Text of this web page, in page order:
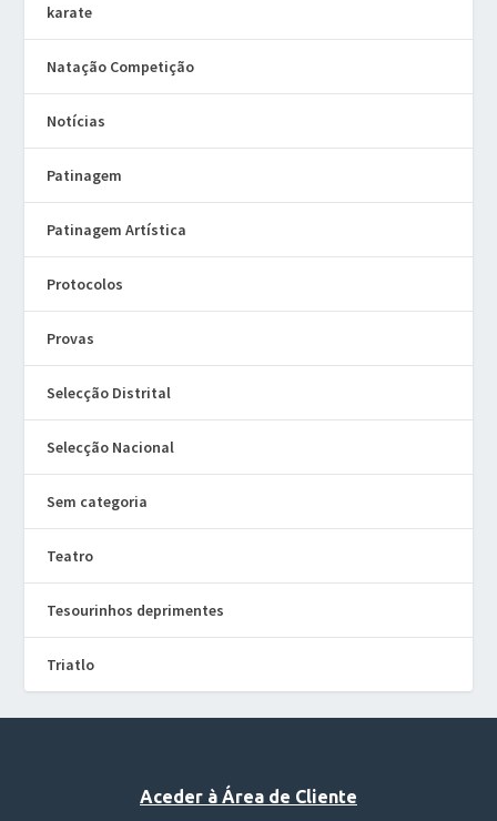
karate
Natação Competição
Notícias
Patinagem
Patinagem Artística
Protocolos
Provas
Selecção Distrital
Selecção Nacional
Sem categoria
Teatro
Tesourinhos deprimentes
Triatlo
Aceder à Área de Cliente